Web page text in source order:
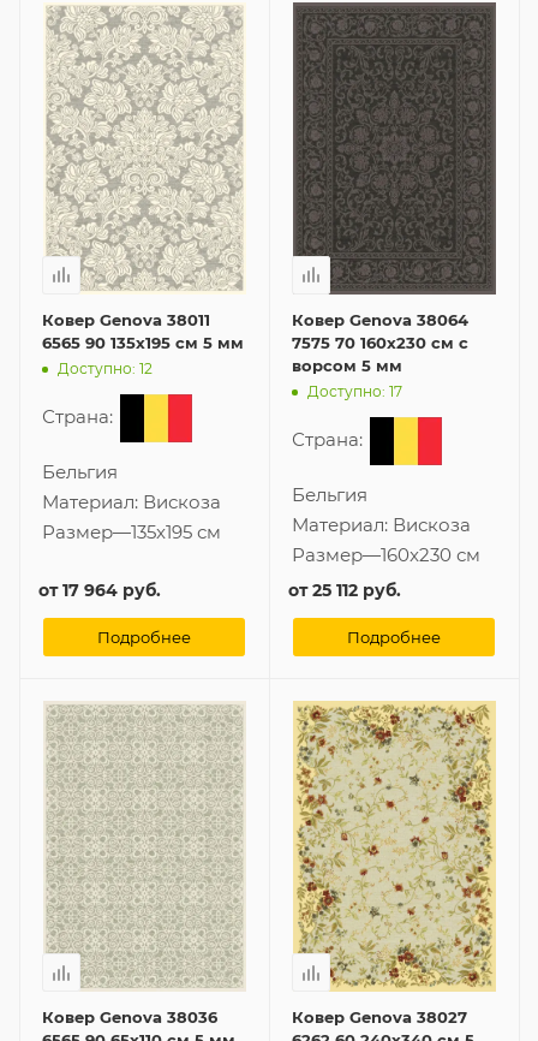
Ковер Genova 38011
6565 90 135x195 см 5 мм
Доступно: 12
Страна:
Бельгия
Материал: Вискоза
Размер—135x195 см
от17 964 руб.
Подробнее
Ковер Genova 38064
7575 70 160x230 см с
ворсом 5 мм
Доступно: 17
Страна:
Бельгия
Материал: Вискоза
Размер—160x230 см
от25 112 руб.
Подробнее
Ковер Genova 38036
Ковер Genova 38027